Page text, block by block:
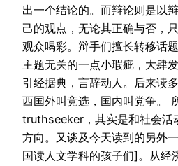
出一个结论的。而辩论则是以
己的观点，无论其正确与否，
观众喝彩。辩手们擅长转移话
主题无关的一点小瑕疵，大肆
引经据典，言辞动人。后来读
西国外叫竞选，国内叫党争。
truthseeker，其实是和社会活
方向。又谈及今天读到的另外
国读人文学科的孩子们]。从经